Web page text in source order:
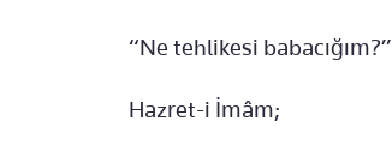
“Ne tehlikesi babacığım?”
Hazret-i İmâm;